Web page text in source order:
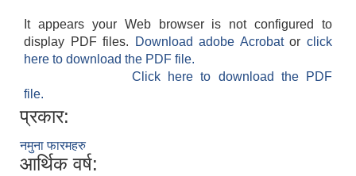
It appears your Web browser is not configured to
display PDF files.
Download adobe Acrobatorclick
here to download the PDF file.
Click here to download the PDF
file.
प्रकार:
नमुना फारमहरु
आर्थिक वर्ष: